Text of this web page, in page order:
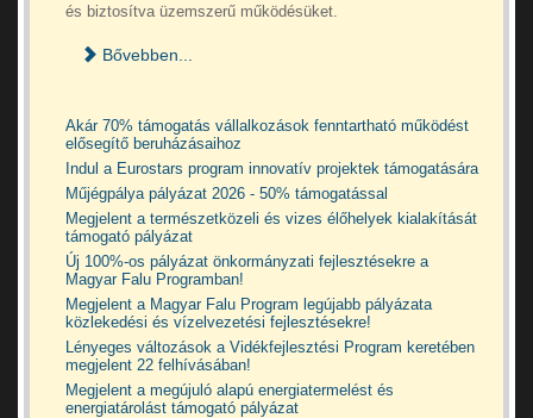
és biztosítva üzemszerű működésüket.
Bővebben...
Akár 70% támogatás vállalkozások fenntartható működést
elősegítő beruházásaihoz
Indul a Eurostars program innovatív projektek támogatására
Műjégpálya pályázat 2026 - 50% támogatással
Megjelent a természetközeli és vizes élőhelyek kialakítását
támogató pályázat
Új 100%-os pályázat önkormányzati fejlesztésekre a
Magyar Falu Programban!
Megjelent a Magyar Falu Program legújabb pályázata
közlekedési és vízelvezetési fejlesztésekre!
Lényeges változások a Vidékfejlesztési Program keretében
megjelent 22 felhívásában!
Megjelent a megújuló alapú energiatermelést és
energiatárolást támogató pályázat